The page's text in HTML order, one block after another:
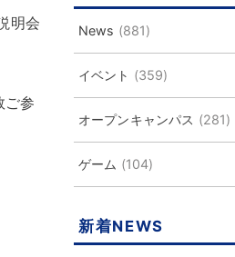
明会
ご参
News (881)
イベント (359)
オープンキャンパス (281)
ゲーム (104)
新着NEWS